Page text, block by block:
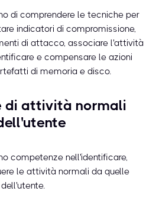
di comprendere le tecniche per
indicatori di compromissione,
di attacco, associare l'attività
e compensare le azioni
di memoria e disco.
di attività normali
competenze nell'identificare,
le attività normali da quelle